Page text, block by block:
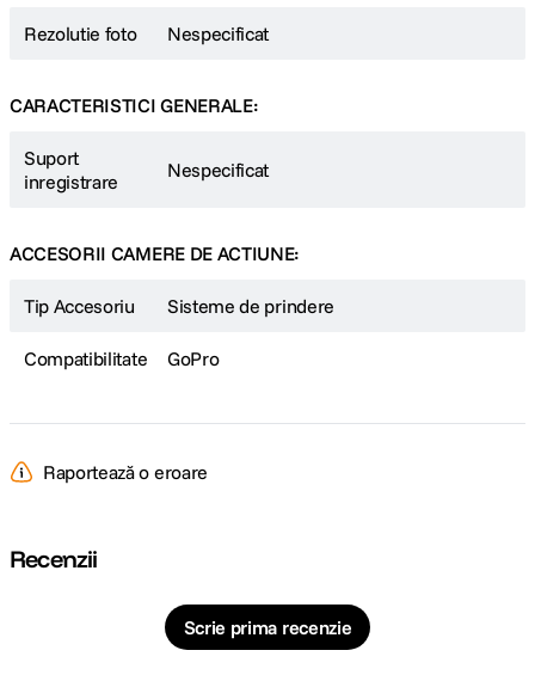
Rezolutie foto Nespecificat
CARACTERISTICI GENERALE:
Suport
inregistrare
Nespecificat
ACCESORII CAMERE DE ACTIUNE:
Tip Accesoriu Sisteme de prindere
Compatibilitate GoPro
Raportează o eroare
Recenzii
Scrie prima recenzie